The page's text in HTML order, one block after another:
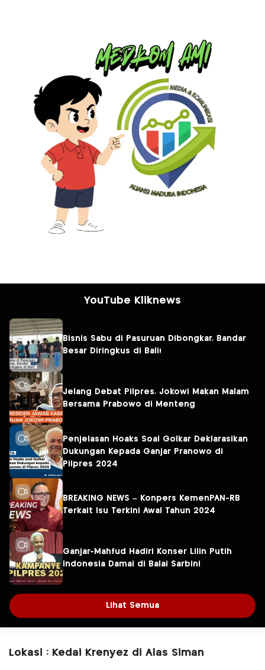
YouTube Kliknews
Bisnis Sabu di Pasuruan Dibongkar, Bandar
Besar Diringkus di Bali!
Jelang Debat Pilpres, Jokowi Makan Malam
Bersama Prabowo di Menteng
Penjelasan Hoaks Soal Golkar Deklarasikan
Dukungan Kepada Ganjar Pranowo di
Pilpres 2024
BREAKING NEWS – Konpers KemenPAN-RB
Terkait Isu Terkini Awal Tahun 2024
Ganjar-Mahfud Hadiri Konser Lilin Putih
Indonesia Damai di Balai Sarbini
Lihat Semua
Lokasi : Kedai Krenyez di Alas Siman